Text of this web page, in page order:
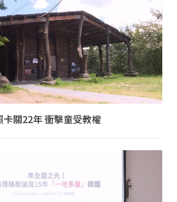
關22年 衝擊童受教權